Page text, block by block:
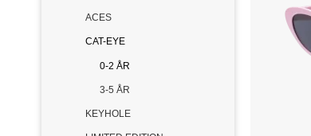
ACES
CAT-EYE
0-2 ÅR
3-5 ÅR
KEYHOLE